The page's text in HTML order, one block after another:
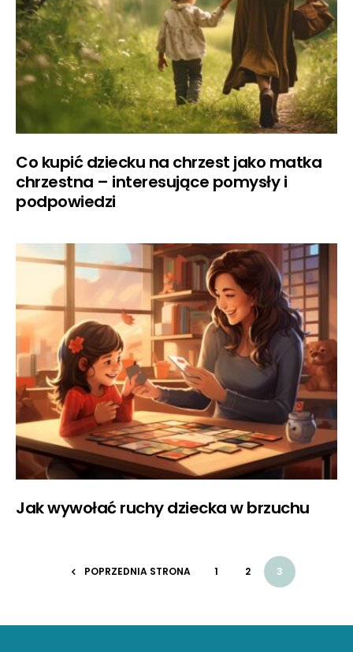
Co kupić dziecku na chrzest jako matka
chrzestna – interesujące pomysły i
podpowiedzi
Jak wywołać ruchy dziecka w brzuchu
POPRZEDNIA STRONA 1 2 3